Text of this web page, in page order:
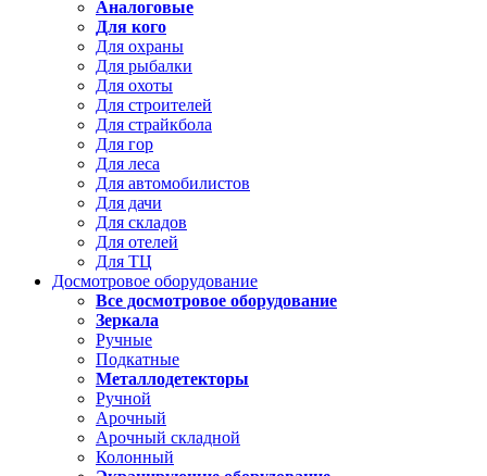
Аналоговые
Для кого
Для охраны
Для рыбалки
Для охоты
Для строителей
Для страйкбола
Для гор
Для леса
Для автомобилистов
Для дачи
Для складов
Для отелей
Для ТЦ
Досмотровое оборудование
Все досмотровое оборудование
Зеркала
Ручные
Подкатные
Металлодетекторы
Ручной
Арочный
Арочный складной
Колонный